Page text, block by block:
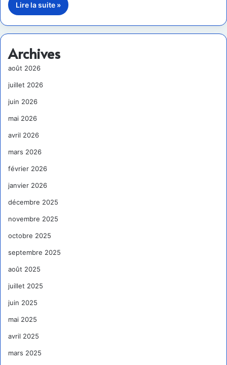
Lire la suite »
Archives
août 2026
juillet 2026
juin 2026
mai 2026
avril 2026
mars 2026
février 2026
janvier 2026
décembre 2025
novembre 2025
octobre 2025
septembre 2025
août 2025
juillet 2025
juin 2025
mai 2025
avril 2025
mars 2025